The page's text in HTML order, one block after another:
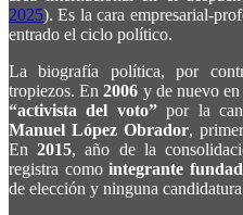
2025). Es la cara empresarial-
entrado el ciclo político.
La biografía política, por
tropiezos. En2006 y de nuevo
“activista del voto”por la
Manuel López Obrador,
En2015, año de la
registra comointegrante
de elección y ninguna